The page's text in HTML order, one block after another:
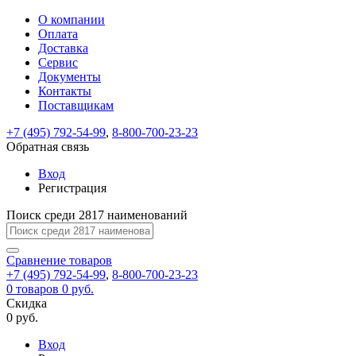
ВходРегистрация
test@example.com
отправлена
по
ней
завершения
регистрации.
Ок
Запомнить
меня
Забыли
Восстановление
пароля
Заполните
форму.
Мы
отправим
ссылку
указанный
электронный
перейдя
по
которой
вы
задать
На
вашу
почту
test@test.ru
ссылка.
Перейдите
по
для
смены
пароля.
Введите
новый
пароль
Сменить
Пароль
успешно
восстановлен
Обратная
связь
Сообщение
пользовательского
сообщение
успешно
отправлено.
О компании
Оплата
Доставка
Сервис
Документы
Контакты
Поставщикам
+7 (495) 792-54-99, 8-800-700-23-23
Обратная связь
Вход
Регистрация
Поиск среди 2817 наименований
Сравнение товаров
+7 (495) 792-54-99, 8-800-700-23-23
0 товаров 0 руб.
Скидка
0 руб.
Вход